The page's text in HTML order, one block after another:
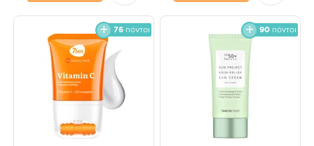
76 πόντοι 90 πόντοι